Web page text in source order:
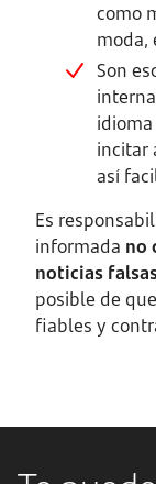
como
moda,
Son
incitar
así
Es
informada no
noticias
posible de
fiables y